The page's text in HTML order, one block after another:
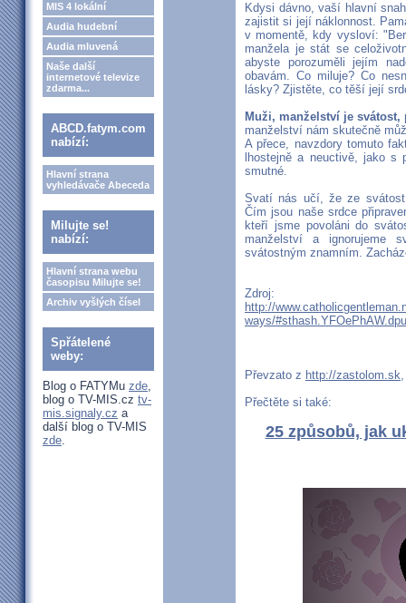
MIS 4 lokální
Audia hudební
Audia mluvená
Naše další
internetové televize
zdarma...
ABCD.fatym.com
nabízí:
Hlavní strana
vyhledávače Abeceda
Milujte se!
nabízí:
Hlavní strana webu
časopisu Milujte se!
Archiv vyšlých čísel
Spřátelené
weby:
Blog o FATYMu zde,
blog o TV-MIS.cz tv-
mis.signaly.cz a
další blog o TV-MIS
zde.
Kdysi dávno, vaší hlavní
zajistit si její náklonnost.
v momentě, kdy vysloví:
manžela je stát se
abyste porozuměli jejím
obavám. Co miluje? Co
lásky? Zjistěte, co těší její
Muži, manželství je
manželství nám skutečně
A přece, navzdory tomuto
lhostejně a neuctivě, jako
smutné.
Svatí nás učí, že ze
Čím jsou naše srdce
kteří jsme povoláni do
manželství a ignorujeme
svátostným znamním.
Zdroj:
http://
ways/
Převzato z http://zastolom.sk
Přečtěte si také:
25 způsobů, jak